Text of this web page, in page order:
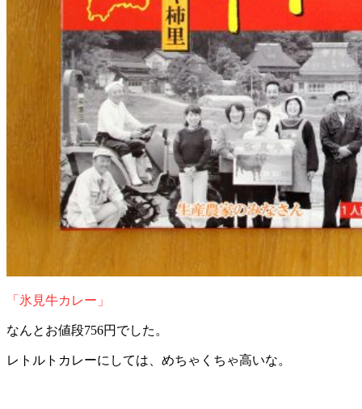
「氷見牛カレー」
なんとお値段756円でした。
レトルトカレーにしては、めちゃくちゃ高いな。